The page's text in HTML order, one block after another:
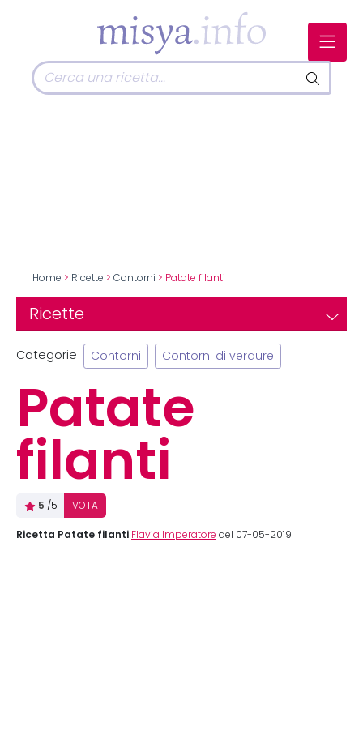
Home > Ricette > Contorni > Patate filanti
Ricette
Categorie Contorni Contorni di verdure
Patate
filanti
5 /5 VOTA
Ricetta Patate filanti Flavia Imperatore del 07-05-2019